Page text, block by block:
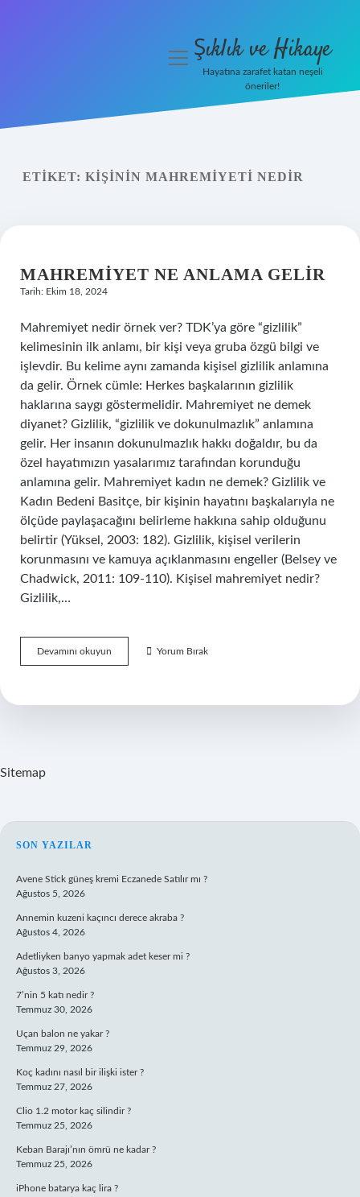
Olur
menüyüŞıklık ve Hikaye
Hayatına zarafet katan neşeli
öneriler!
ETIKET: KIŞININ MAHREMIYETI NEDIR
MAHREMIYET NE ANLAMA GELIR
Tarih: Ekim 18, 2024
Mahremiyet nedir örnek ver? TDK’ya göre “gizlilik”
kelimesinin ilk anlamı, bir kişi veya gruba özgü bilgi ve
işlevdir. Bu kelime aynı zamanda kişisel gizlilik anlamına
da gelir. Örnek cümle: Herkes başkalarının gizlilik
haklarına saygı göstermelidir. Mahremiyet ne demek
diyanet? Gizlilik, “gizlilik ve dokunulmazlık” anlamına
gelir. Her insanın dokunulmazlık hakkı doğaldır, bu da
özel hayatımızın yasalarımız tarafından korunduğu
anlamına gelir. Mahremiyet kadın ne demek? Gizlilik ve
Kadın Bedeni Basitçe, bir kişinin hayatını başkalarıyla ne
ölçüde paylaşacağını belirleme hakkına sahip olduğunu
belirtir (Yüksel, 2003: 182). Gizlilik, kişisel verilerin
korunmasını ve kamuya açıklanmasını engeller (Belsey ve
Chadwick, 2011: 109-110). Kişisel mahremiyet nedir?
Gizlilik,…
Devamını okuyun Mahremiyet
Ne
Yorum Bırak
Sitemap
SIDEBAR
SON YAZILAR
Avene Stick güneş kremi Eczanede Satılır mı ?
Ağustos 5, 2026
Annemin kuzeni kaçıncı derece akraba ?
Ağustos 4, 2026
Adetliyken banyo yapmak adet keser mi ?
Ağustos 3, 2026
7’nin 5 katı nedir ?
Temmuz 30, 2026
Uçan balon ne yakar ?
Temmuz 29, 2026
Koç kadını nasıl bir ilişki ister ?
Temmuz 27, 2026
Clio 1.2 motor kaç silindir ?
Temmuz 25, 2026
Keban Barajı’nın ömrü ne kadar ?
Temmuz 25, 2026
iPhone batarya kaç lira ?